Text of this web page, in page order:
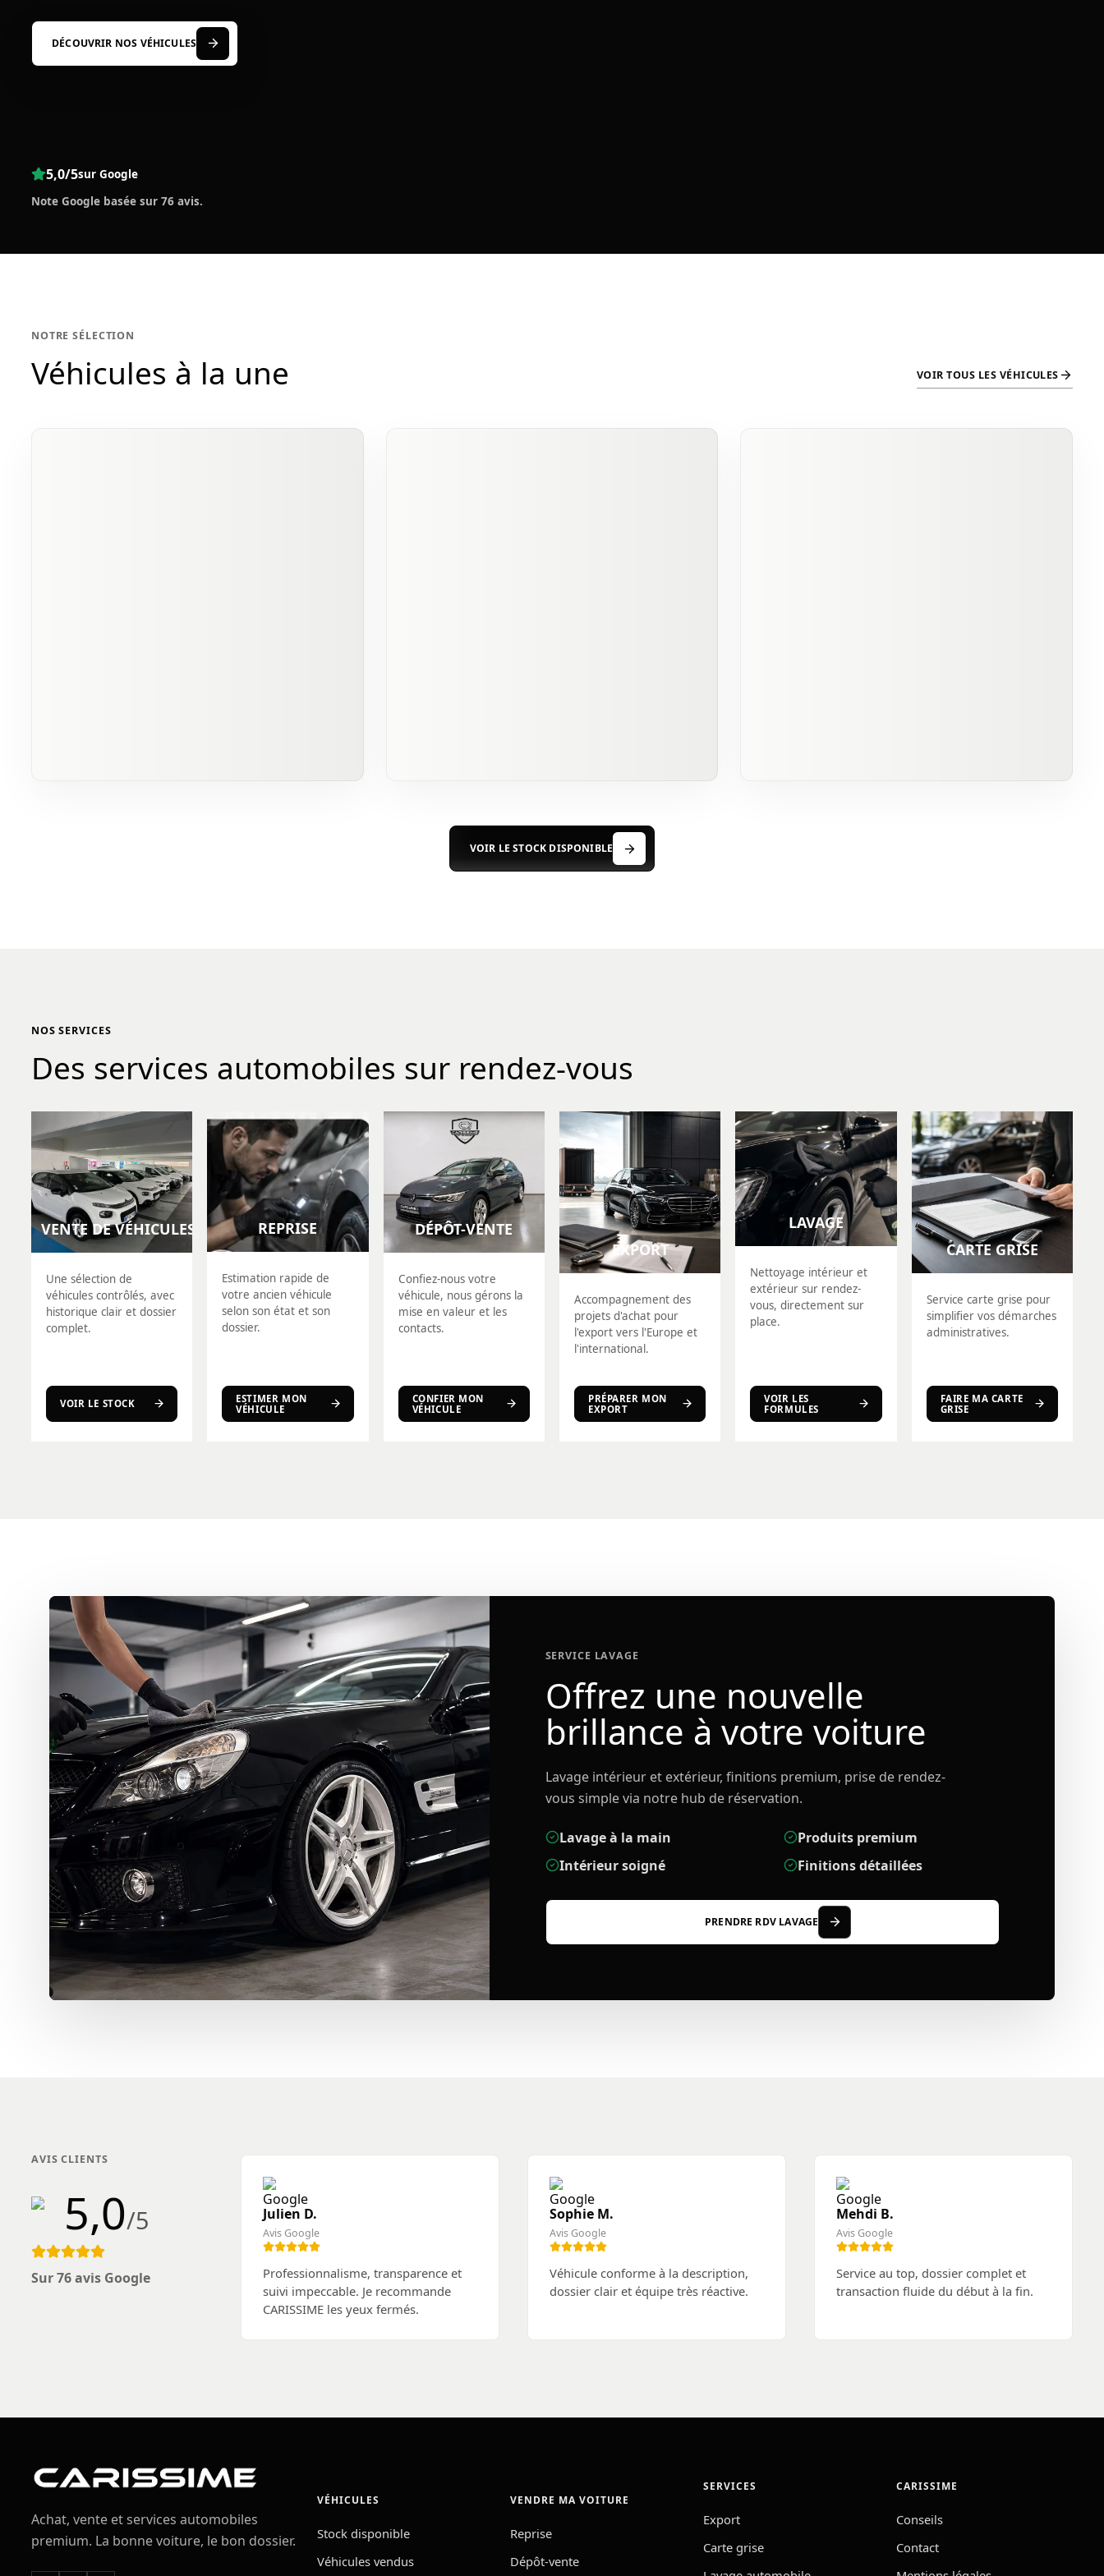
DÉCOUVRIR NOS VÉHICULES
5,0/5sur Google
Note Google basée sur 76 avis.
NOTRE SÉLECTION
Véhicules à la une VOIR TOUS LES VÉHICULES
VOIR LE STOCK DISPONIBLE
NOS SERVICES
Des services automobiles sur rendez-vous
VENTE DE VÉHICULES
Une sélection de
véhicules contrôlés, avec
historique clair et dossier
complet.
VOIR LE STOCK
REPRISE
Estimation rapide de
votre ancien véhicule
selon son état et son
dossier.
ESTIMER MON
VÉHICULE
DÉPÔT-VENTE
Confiez-nous votre
véhicule, nous gérons la
mise en valeur et les
contacts.
CONFIER MON
VÉHICULE
EXPORT
Accompagnement des
projets d'achat pour
l'export vers l'Europe et
l'international.
PRÉPARER MON
EXPORT
LAVAGE
Nettoyage intérieur et
extérieur sur rendez-
vous, directement sur
place.
VOIR LES
FORMULES
CARTE GRISE
Service carte grise pour
simplifier vos démarches
administratives.
FAIRE MA CARTE
GRISE
SERVICE LAVAGE
Offrez une nouvelle
brillance à votre voiture
Lavage intérieur et extérieur, finitions premium, prise de rendez-
vous simple via notre hub de réservation.
Lavage à la main
Produits premium
Intérieur soigné
Finitions détaillées
PRENDRE RDV LAVAGE
AVIS CLIENTS
5,0/5
Sur 76 avis Google
Julien D.
Avis Google
Professionnalisme, transparence et
suivi impeccable. Je recommande
CARISSIME les yeux fermés.
Sophie M.
Avis Google
Véhicule conforme à la description,
dossier clair et équipe très réactive.
Mehdi B.
Avis Google
Service au top, dossier complet et
transaction fluide du début à la fin.
Achat, vente et services automobiles
premium. La bonne voiture, le bon dossier.
VÉHICULES
Stock disponible
Véhicules vendus
VENDRE MA VOITURE
Reprise
Dépôt-vente
SERVICES
Export
Carte grise
CARISSIME
Conseils
Contact